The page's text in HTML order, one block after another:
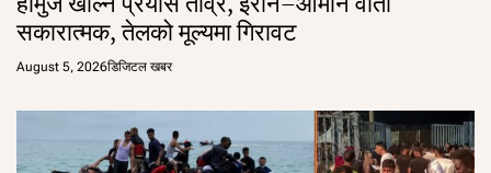
सकारात्मक, तेलको मूल्यमा गिरावट
August 5, 2026डिजिटल खबर